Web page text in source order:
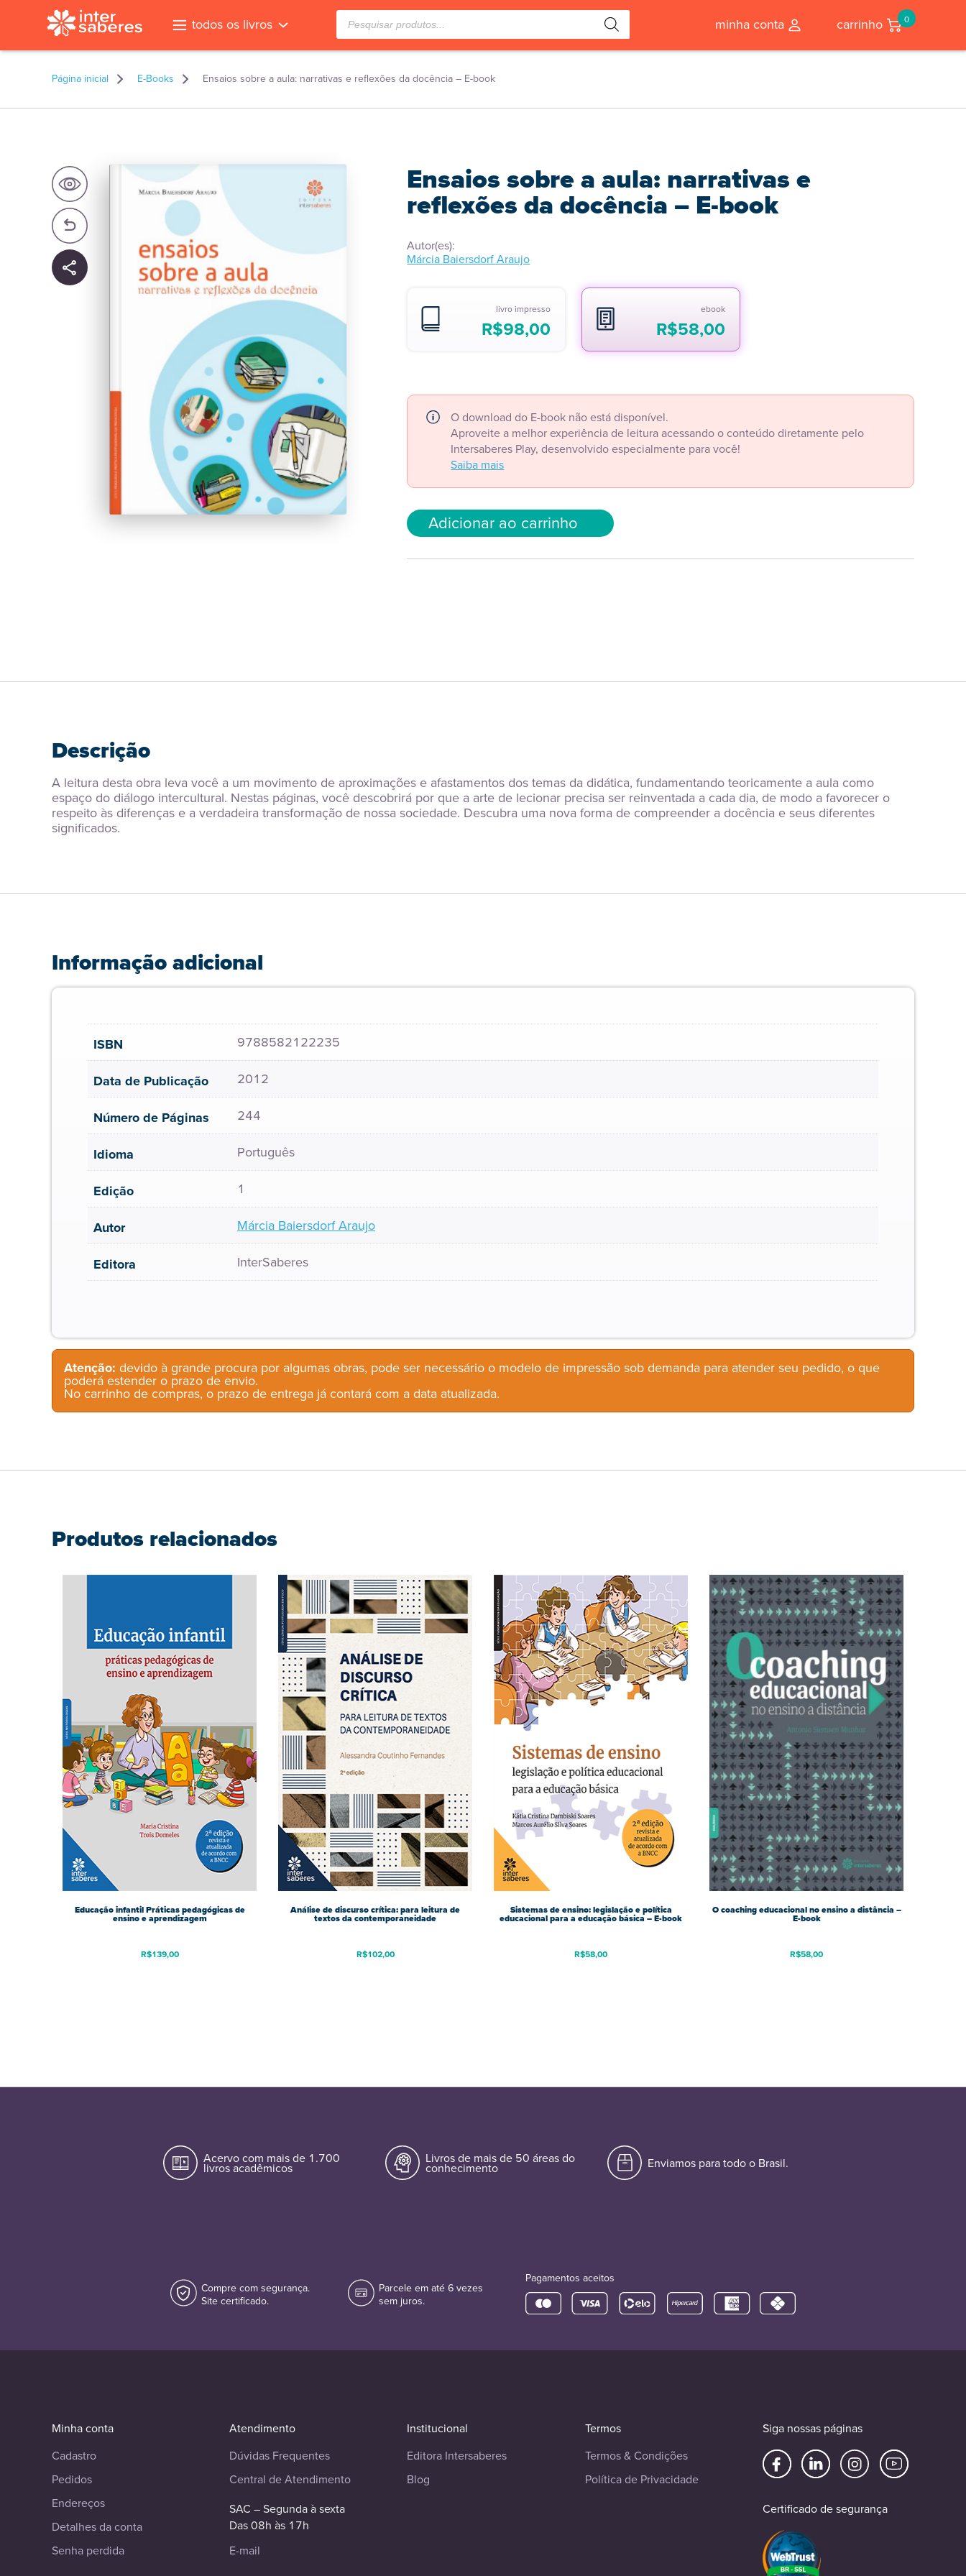
todos os livros Pesquisar
produtos minha conta carrinho 0
Página inicial E-Books Ensaios sobre a aula: narrativas e reflexões da docência – E-book
Ensaios sobre a aula: narrativas e
reflexões da docência – E-book
Autor(es):
Márcia Baiersdorf Araujo
livro impresso
R$98,00
ebook
R$58,00
O download do E-book não está disponível.
Aproveite a melhor experiência de leitura acessando o conteúdo diretamente pelo
Intersaberes Play, desenvolvido especialmente para você!
Saiba mais
Adicionar ao carrinho
Descrição
A leitura desta obra leva você a um movimento de aproximações e afastamentos dos temas da didática, fundamentando teoricamente a aula como
espaço do diálogo intercultural. Nestas páginas, você descobrirá por que a arte de lecionar precisa ser reinventada a cada dia, de modo a favorecer o
respeito às diferenças e a verdadeira transformação de nossa sociedade. Descubra uma nova forma de compreender a docência e seus diferentes
significados.
Informação adicional
ISBN 9788582122235
Data de Publicação 2012
Número de Páginas 244
Idioma Português
Edição 1
Autor Márcia Baiersdorf Araujo
Editora InterSaberes
Atenção: devido à grande procura por algumas obras, pode ser necessário o modelo de impressão sob demanda para atender seu pedido, o que
poderá estender o prazo de envio.
No carrinho de compras, o prazo de entrega já contará com a data atualizada.
Produtos relacionados
Educação infantil Práticas pedagógicas de
ensino e aprendizagem
R$139,00
Análise de discurso crítica: para leitura de
textos da contemporaneidade
R$102,00
Sistemas de ensino: legislação e política
educacional para a educação básica – E-book
R$58,00
O coaching educacional no ensino a distância –
E-book
R$58,00
Acervo com mais de 1.700
livros acadêmicos
Livros de mais de 50 áreas do
conhecimento Enviamos para todo o Brasil.
Compre com segurança.
Site certificado.
Parcele em até 6 vezes
sem juros.
Pagamentos aceitos
Minha conta
Cadastro
Pedidos
Endereços
Detalhes da conta
Senha perdida
Atendimento
Dúvidas Frequentes
Central de Atendimento
SAC – Segunda à sexta
Das 08h às 17h
E-mail
Institucional
Editora Intersaberes
Blog
Termos
Termos & Condições
Política de Privacidade
Siga nossas páginas
Certificado de segurança